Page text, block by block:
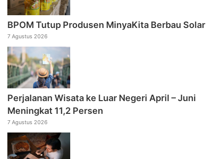
BPOM Tutup Produsen MinyaKita Berbau Solar
7 Agustus 2026
Perjalanan Wisata ke Luar Negeri April – Juni
Meningkat 11,2 Persen
7 Agustus 2026